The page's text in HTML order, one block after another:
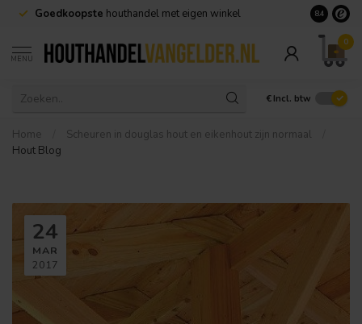
Goedkoopste houthandel met eigen winkel Geen
8.4
MENU
0
€ Incl. btw
Home Scheuren in douglas hout en eikenhout zijn normaal
Hout Blog
24
MAR
2017